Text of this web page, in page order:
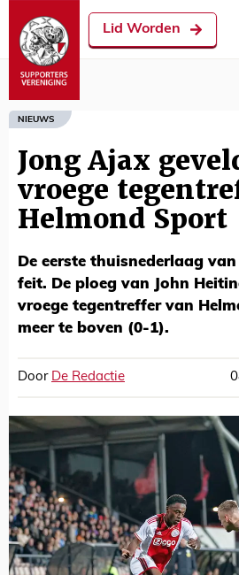
Lid Worden
NIEUWS
Jong Ajax
vroege
Helmond Sport
De eerste thuisnederlaag
feit. De ploeg van John
vroege tegentreffer van
meer te boven (0-1).
Door De Redactie